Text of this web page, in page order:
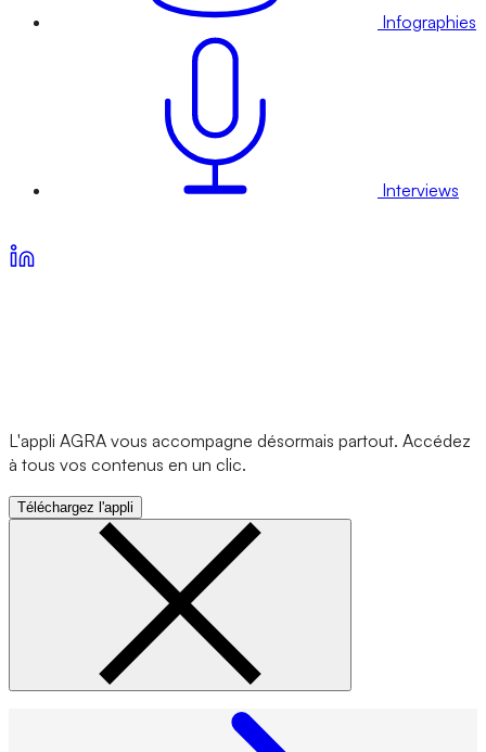
Infographies
Interviews
L'appli AGRA vous accompagne désormais partout. Accédez
à tous vos contenus en un clic.
Téléchargez l'appli